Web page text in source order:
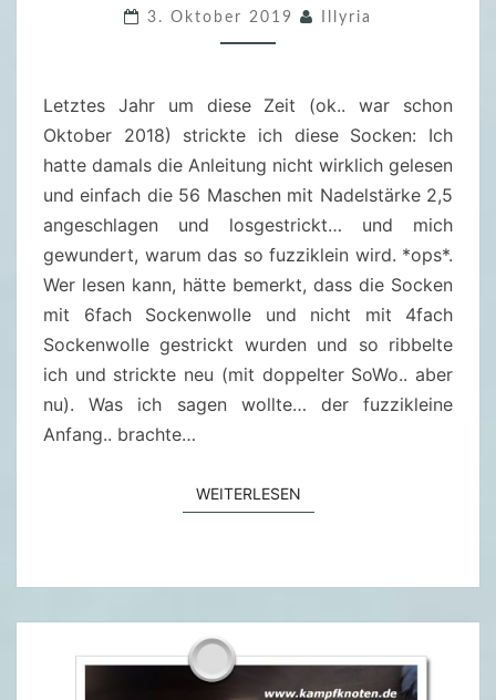
A
U
E
S
S
E
S
T
U
L
P
E
3. Oktober 2019 Illyria
Letztes Jahr um diese Zeit (ok.. war schon
Oktober 2018) strickte ich diese Socken: Ich
hatte damals die Anleitung nicht wirklich gelesen
und einfach die 56 Maschen mit Nadelstärke 2,5
angeschlagen und losgestrickt… und mich
gewundert, warum das so fuzziklein wird. *ops*.
Wer lesen kann, hätte bemerkt, dass die Socken
mit 6fach Sockenwolle und nicht mit 4fach
Sockenwolle gestrickt wurden und so ribbelte
ich und strickte neu (mit doppelter SoWo.. aber
nu). Was ich sagen wollte… der fuzzikleine
Anfang.. brachte…
WEITERLESEN